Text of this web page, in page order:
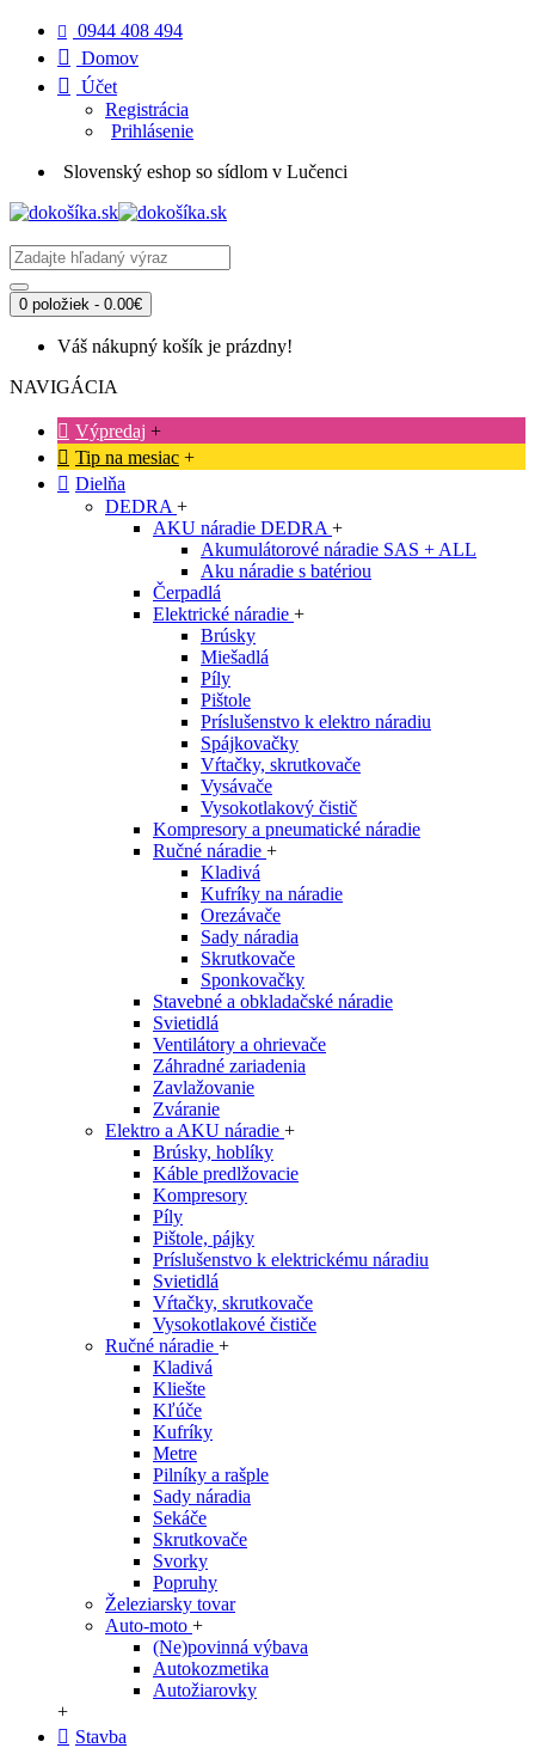
0944 408 494
Domov
Účet
Registrácia
Prihlásenie
Slovenský eshop so sídlom v Lučenci
0 položiek - 0.00€
Váš nákupný košík je prázdny!
NAVIGÁCIA
Výpredaj +
Tip na mesiac +
Dielňa
DEDRA +
AKU náradie DEDRA +
Akumulátorové náradie SAS + ALL
Aku náradie s batériou
Čerpadlá
Elektrické náradie +
Brúsky
Miešadlá
Píly
Pištole
Príslušenstvo k elektro náradiu
Spájkovačky
Vŕtačky, skrutkovače
Vysávače
Vysokotlakový čistič
Kompresory a pneumatické náradie
Ručné náradie +
Kladivá
Kufríky na náradie
Orezávače
Sady náradia
Skrutkovače
Sponkovačky
Stavebné a obkladačské náradie
Svietidlá
Ventilátory a ohrievače
Záhradné zariadenia
Zavlažovanie
Zváranie
Elektro a AKU náradie +
Brúsky, hoblíky
Káble predlžovacie
Kompresory
Píly
Pištole, pájky
Príslušenstvo k elektrickému náradiu
Svietidlá
Vŕtačky, skrutkovače
Vysokotlakové čističe
Ručné náradie +
Kladivá
Kliešte
Kľúče
Kufríky
Metre
Pilníky a rašple
Sady náradia
Sekáče
Skrutkovače
Svorky
Popruhy
Železiarsky tovar
Auto-moto +
(Ne)povinná výbava
Autokozmetika
Autožiarovky
+
Stavba